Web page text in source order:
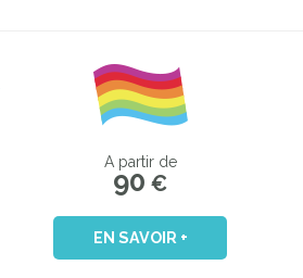
A partir de
90 €
EN SAVOIR +